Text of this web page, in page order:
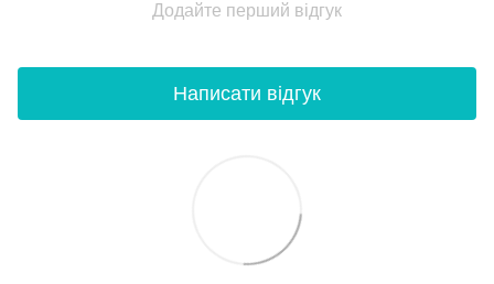
Додайте перший відгук
Написати відгук